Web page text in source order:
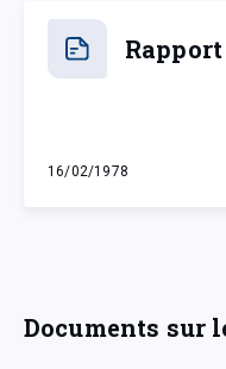
16/02/1978
jeudi 16 février 1978
Documents sur